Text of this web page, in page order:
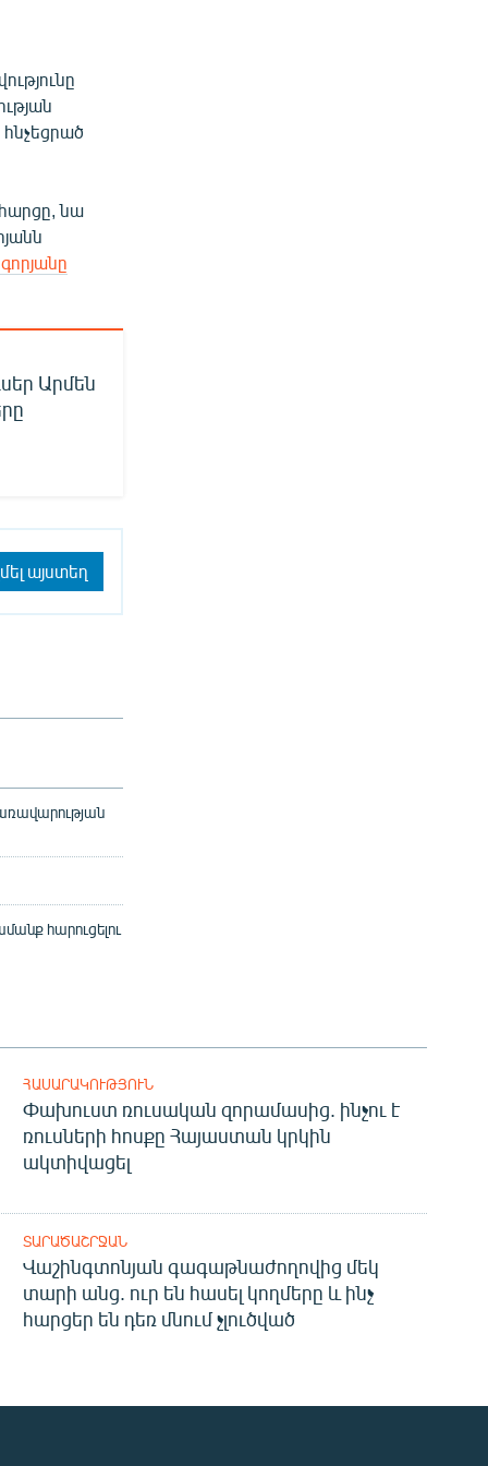
նա
Արմեն
այստեղ
հարուցելու
ՀԱՍԱՐԱԿՈՒԹՅՈՒՆ
Փախուստ ռուսական զորամասից. ինչու է
ռուսների հոսքը Հայաստան կրկին
ակտիվացել
ՏԱՐԱԾԱՇՐՋԱՆ
Վաշինգտոնյան գագաթնաժողովից մեկ
տարի անց. ուր են հասել կողմերը և ինչ
հարցեր են դեռ մնում չլուծված